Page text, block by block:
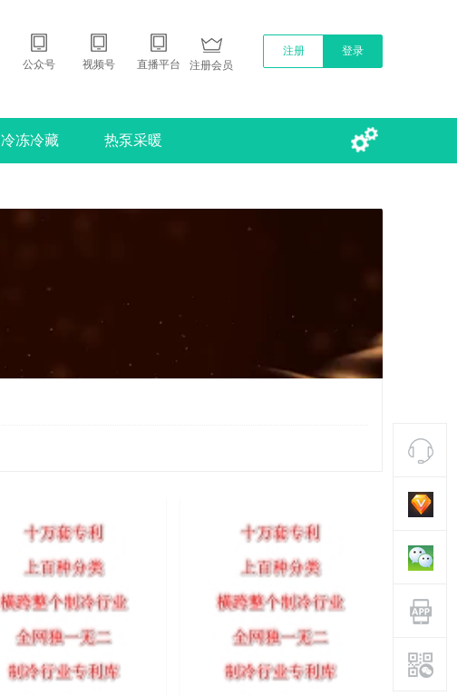
公众号 视频号 直播平台 注册会员
注册 登录
冷冻冷藏 热泵采暖